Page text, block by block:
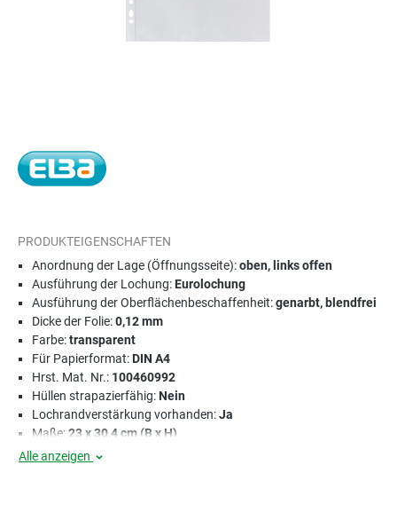
PRODUKTEIGENSCHAFTEN
Anordnung der Lage (Öffnungsseite):oben, links offen
Ausführung der Lochung:Eurolochung
Ausführung der Oberflächenbeschaffenheit:genarbt, blendfrei
Dicke der Folie:0,12 mm
Farbe:transparent
Für Papierformat:DIN A4
Hrst. Mat. Nr.: 100460992
Hüllen strapazierfähig:Nein
Lochrandverstärkung vorhanden:Ja
Maße:23 x 30,4 cm (B x H)
Alle anzeigen